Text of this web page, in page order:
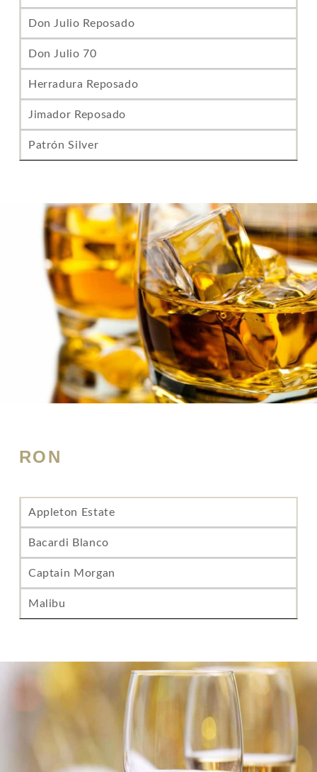
Don Julio Reposado
Don Julio 70
Herradura Reposado
Jimador Reposado
Patrón Silver
RON
Appleton Estate
Bacardi Blanco
Captain Morgan
Malibu